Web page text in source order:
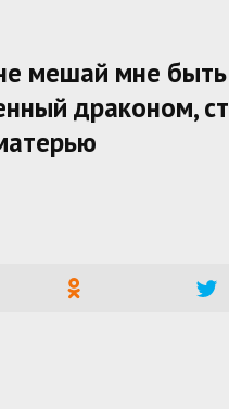
мешай мне быть
драконом,